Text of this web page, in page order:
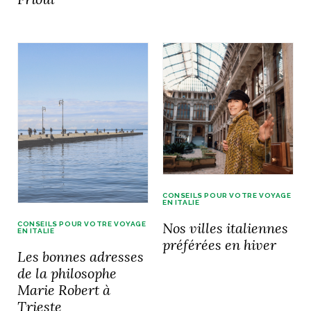
NOS ARTICLES ART ET DESIGN
Burano, la palette
de tous les
superlatifs
CONSEILS POUR VOTRE VOYAGE
EN ITALIE
Les bonnes adresses
de la philosophe
Marie Robert à
Trieste
CONSEILS POUR VOTRE VOYAGE
EN ITALIE
Nos villes italiennes
préférées en hiver